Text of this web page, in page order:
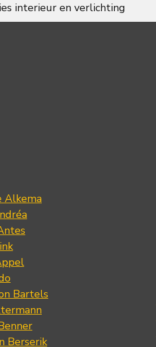
interieur en verlichting
Alkema
Bartels
Berserik